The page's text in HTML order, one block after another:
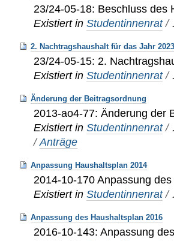
23/24-05-18: Beschluss des
Existiert in Studentinnenrat /
2. Nachtragshaushalt für das Jahr 2023
23/24-05-15: 2.
Existiert in Studentinnenrat /
Änderung der Beitragsordnung
2013-ao4-77: Änderung der
Existiert in Studentinnenrat /
/Anträge
Anpassung Haushaltsplan 2014
2014-10-170 Anpassung
Existiert in Studentinnenrat /
Anpassung des Haushaltsplan 2016
2016-10-143: Anpassung